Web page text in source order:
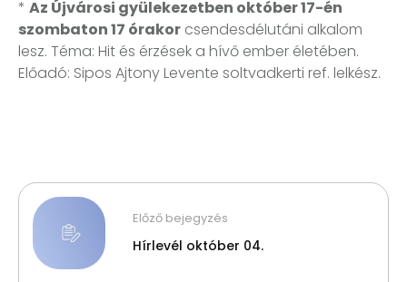
* Az Újvárosi gyülekezetben október 17-én
szombaton 17 órakor csendesdélutáni alkalom
lesz. Téma: Hit és érzések a hívő ember életében.
Előadó: Sipos Ajtony Levente soltvadkerti ref. lelkész.
Előző bejegyzés
Hírlevél október 04.